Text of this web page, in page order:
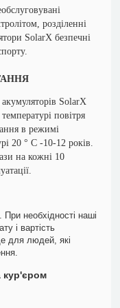
розділенні
SolarX безпечні
SolarX
повітря
в режимі
20 ° С -10-12 років.
на кожні 10
необхідності наші
і вартість
для людей, які
кур'єром